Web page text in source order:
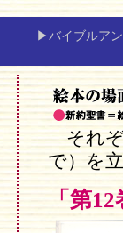
▶バイブルア
それぞ
で）を
「第12